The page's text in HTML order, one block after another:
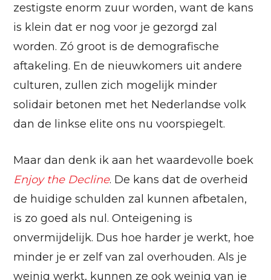
zestigste enorm zuur worden, want de kans
is klein dat er nog voor je gezorgd zal
worden. Zó groot is de demografische
aftakeling. En de nieuwkomers uit andere
culturen, zullen zich mogelijk minder
solidair betonen met het Nederlandse volk
dan de linkse elite ons nu voorspiegelt.
Maar dan denk ik aan het waardevolle boek
Enjoy the Decline. De kans dat de overheid
de huidige schulden zal kunnen afbetalen,
is zo goed als nul. Onteigening is
onvermijdelijk. Dus hoe harder je werkt, hoe
minder je er zelf van zal overhouden. Als je
weinig werkt, kunnen ze ook weinig van je